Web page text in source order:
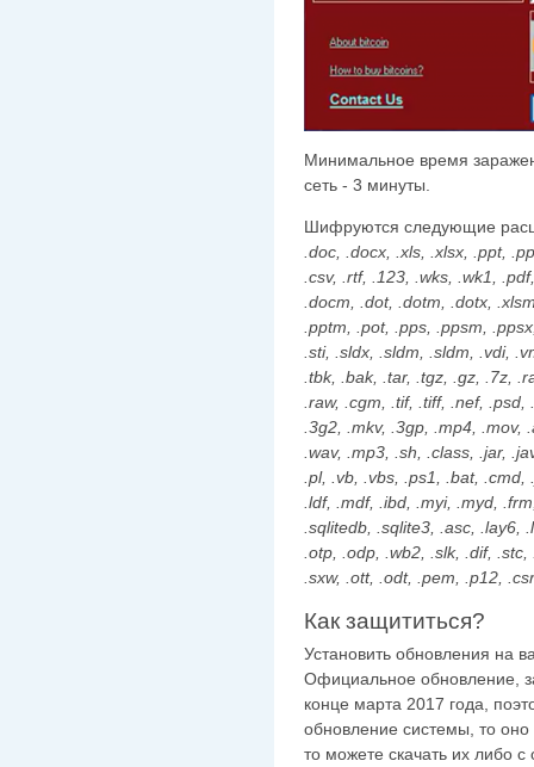
Минимальное время
сеть - 3 минуты.
Шифруются следующие
.doc, .docx, .xls, .xlsx, .ppt,
.csv, .rtf, .123, .wks, .wk1,
.docm, .dot, .dotm, .dotx,
.pptm, .pot, .pps, .ppsm,
.sti, .sldx, .sldm, .sldm, .vdi,
.tbk, .bak, .tar, .tgz, .gz, .7z,
.raw, .cgm, .tif, .tiff, .nef, .psd,
.3g2, .mkv, .3gp, .mp4, .mov,
.wav, .mp3, .sh, .class, .jar,
.pl, .vb, .vbs, .ps1, .bat, .cmd,
.ldf, .mdf, .ibd, .myi, .myd,
.sqlitedb, .sqlite3, .asc, .lay6,
.otp, .odp, .wb2, .slk, .dif,
.sxw, .ott, .odt, .pem, .p12,
Как защититься?
Установить обновления на
Официальное обновление,
конце марта 2017 года,
обновление системы, то
то можете скачать их либо